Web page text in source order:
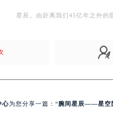
星辰。由距离我们45亿年之外的
心为您分享一篇：“腕间星辰——星空